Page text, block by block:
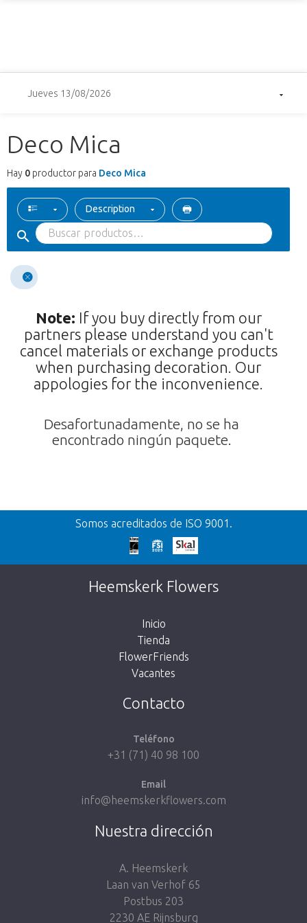
Jueves 13/08/2026
Deco Mica
Hay 0 productor para Deco Mica
Description
Note: If you buy directly from our
partners please understand you can't
cancel materials or exchange products
when purchasing decoration. Our
appologies for the inconvenience.
Desafortunadamente, no se ha
encontrado ningún paquete.
Volver
¡Demasiado tarde!
Desafortunadamente, este artículo está
agotado. Haz click en el botón de abajo para
Volver a la tienda
Somos acreditados de ISO 9001.
Heemskerk Flowers
Inicio
Tienda
FlowerFriends
Vacantes
Contacto
Teléfono
+31 (71) 40 98 100
Email
info@heemskerkflowers.com
Nuestra dirección
A. Heemskerk
Laan van Verhof 65
Postbus 203
2230 AE Rijnsburg